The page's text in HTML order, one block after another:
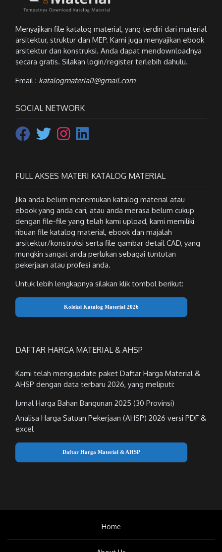
Menyajikan file katalog material, yang terdiri dari material
arsitektur, struktur dan MEP. Kami juga menyajikan ebook
arsitektur dan konstruksi. Anda dapat mendownloadnya
secara gratis. Silakan login/register terlebih dahulu.
Email : katalogmaterial1@gmail.com
SOCIAL NETWORK
FULL AKSES MATERI KATALOG MATERIAL
Jika anda belum menemukan katalog material atau
ebook yang anda cari, atau anda merasa belum cukup
dengan file-file yang telah kami upload, kami memiliki
ribuan file katalog material, ebook dan majalah
arsitektur/konstruksi serta file gambar detail CAD, yang
mungkin sangat anda perlukan sebagai tuntutan
pekerjaan atau profesi anda.
Untuk lebih lengkapnya silakan klik tombol berikut:
Koleksi Katalog Material 2026
DAFTAR HARGA MATERIAL & AHSP
Kami telah mengupdate paket Daftar Harga Material &
AHSP dengan data terbaru 2026, yang meliputi:
Jurnal Harga Bahan Bangunan 2025 (30 Provinsi)
Analisa Harga Satuan Pekerjaan (AHSP) 2026 versi PDF &
excel
Daftar Harga Material & AHSP
Home